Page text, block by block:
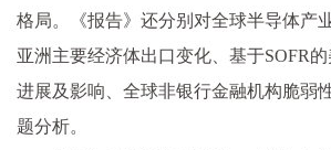
格局。《报告》还分别对全球半导体产
亚洲主要经济体出口变化、基于SOFR
进展及影响、全球非银行金融机构脆弱
题分析。